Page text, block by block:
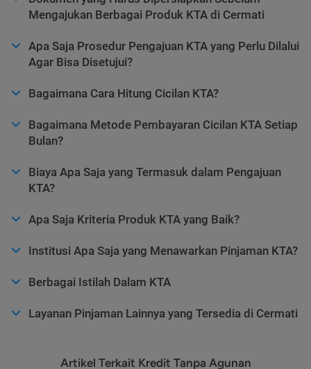
Mengajukan Berbagai Produk KTA di Cermati
Apa Saja Prosedur Pengajuan KTA yang Perlu Dilalui
Agar Bisa Disetujui?
Bagaimana Cara Hitung Cicilan KTA?
Bagaimana Metode Pembayaran Cicilan KTA Setiap
Bulan?
Biaya Apa Saja yang Termasuk dalam Pengajuan
KTA?
Apa Saja Kriteria Produk KTA yang Baik?
Institusi Apa Saja yang Menawarkan Pinjaman KTA?
Berbagai Istilah Dalam KTA
Layanan Pinjaman Lainnya yang Tersedia di Cermati
Artikel Terkait Kredit Tanpa Agunan